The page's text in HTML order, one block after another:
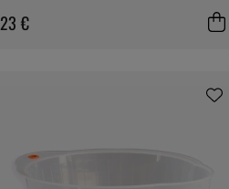
23 €